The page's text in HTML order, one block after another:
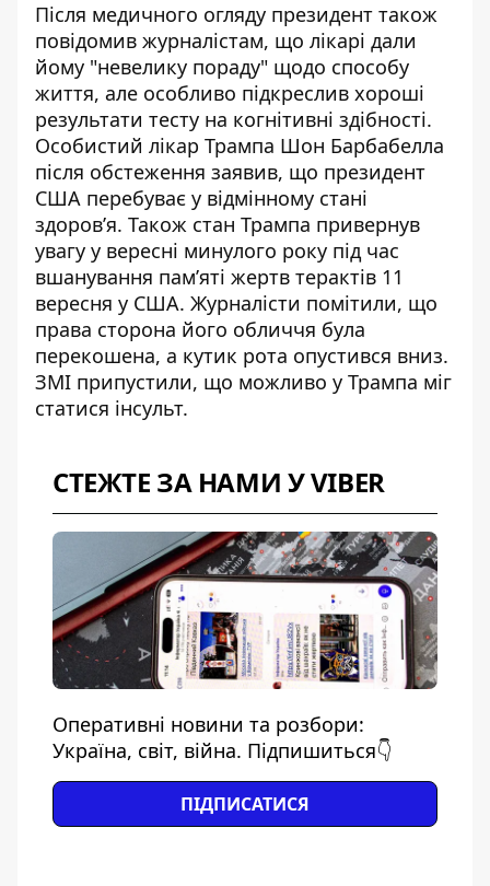
Після медичного огляду президент також
повідомив журналістам, що лікарі дали
йому "невелику пораду" щодо способу
життя, але особливо підкреслив хороші
результати тесту на когнітивні здібності.
Особистий лікар Трампа Шон Барбабелла
після обстеження заявив, що президент
США перебуває у відмінному стані
здоров’я. Також стан Трампа привернув
увагу у вересні минулого року під час
вшанування пам’яті жертв терактів 11
вересня у США. Журналісти помітили, що
права сторона його обличчя була
перекошена, а кутик рота опустився вниз.
ЗМІ припустили, що можливо у Трампа міг
статися інсульт.
СТЕЖТЕ ЗА НАМИ У VIBER
Оперативні новини та розбори:
Україна, світ, війна. Підпишиться👇
ПІДПИСАТИСЯ